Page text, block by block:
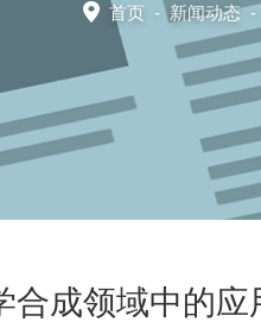
首页 -新闻动态-
成领域中的应